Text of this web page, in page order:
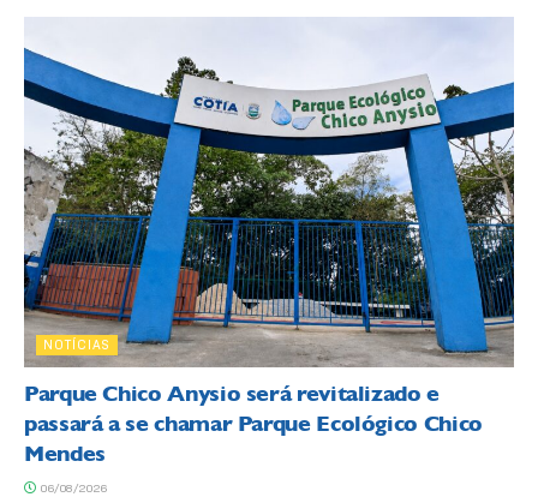
NOTÍCIAS
Parque Chico Anysio será revitalizado e
passará a se chamar Parque Ecológico Chico
Mendes
06/08/2026